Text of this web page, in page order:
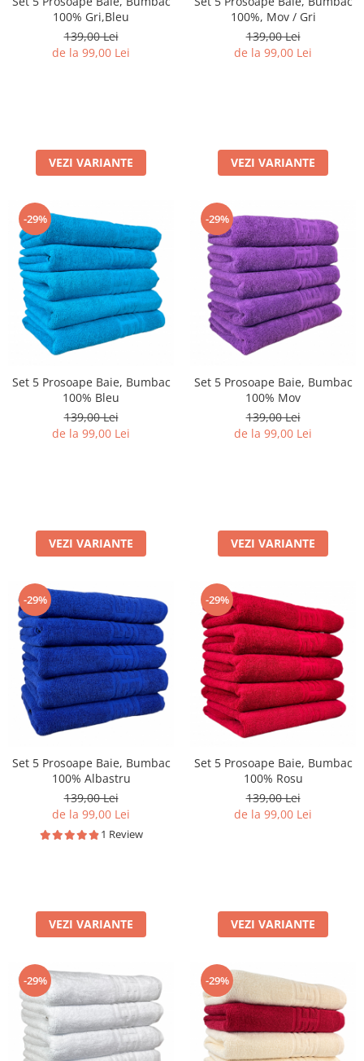
100% Gri,Bleu
139,00 Lei
de la 99,00 Lei
VEZI VARIANTE
100%, Mov / Gri
139,00 Lei
de la 99,00 Lei
VEZI VARIANTE
-29%
Set 5 Prosoape Baie, Bumbac
100% Bleu
139,00 Lei
de la 99,00 Lei
VEZI VARIANTE
-29%
Set 5 Prosoape Baie, Bumbac
100% Mov
139,00 Lei
de la 99,00 Lei
VEZI VARIANTE
-29%
Set 5 Prosoape Baie, Bumbac
100% Albastru
139,00 Lei
de la 99,00 Lei
1 Review
VEZI VARIANTE
-29%
Set 5 Prosoape Baie, Bumbac
100% Rosu
139,00 Lei
de la 99,00 Lei
VEZI VARIANTE
-29% -29%